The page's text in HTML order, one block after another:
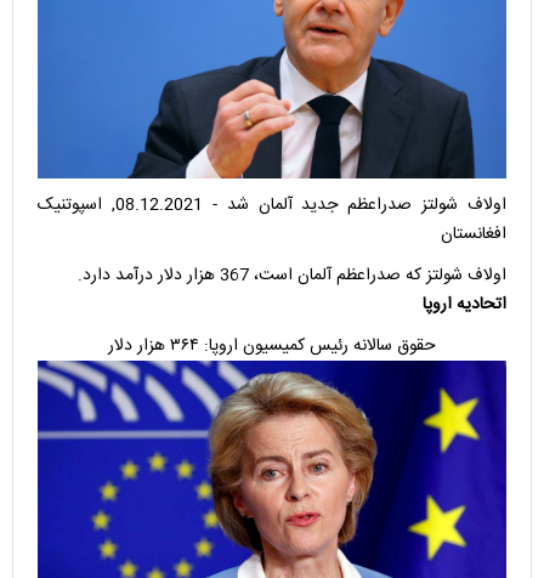
اولاف شولتز صدراعظم جدید آلمان شد - 08.12.2021, اسپوتنیک
افغانستان
اولاف شولتز که صدراعظم آلمان است، 367 هزار دلار درآمد دارد.
اتحادیه اروپا
حقوق سالانه رئیس کمیسیون اروپا: ۳۶۴ هزار دلار